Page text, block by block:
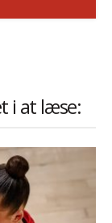
i at læse: